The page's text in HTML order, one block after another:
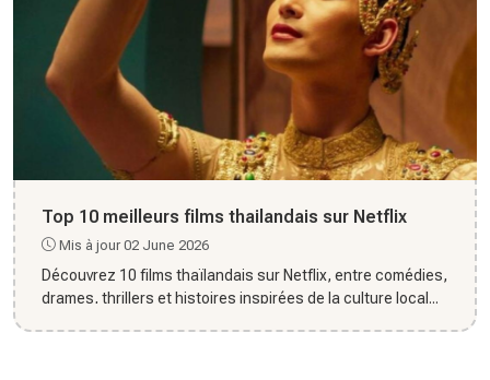
Top 10 meilleurs films thailandais sur Netflix
Mis à jour 02 June 2026
Découvrez 10 films thaïlandais sur Netflix, entre comédies,
drames, thrillers et histoires inspirées de la culture local...